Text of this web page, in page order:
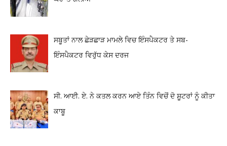
ਸਬੂਤਾਂ ਨਾਲ ਛੇੜਛਾੜ ਮਾਮਲੇ ਵਿਚ ਇੰਸਪੈਕਟਰ ਤੇ ਸਬ-
ਇੰਸਪੈਕਟਰ ਵਿਰੁੱਧ ਕੇਸ ਦਰਜ
ਸੀ. ਆਈ. ਏ. ਨੇ ਕਤਲ ਕਰਨ ਆਏ ਤਿੰਨ ਵਿਚੋਂ ਦੋ ਸ਼ੂਟਰਾਂ ਨੂੰ ਕੀਤਾ
ਕਾਬੂ